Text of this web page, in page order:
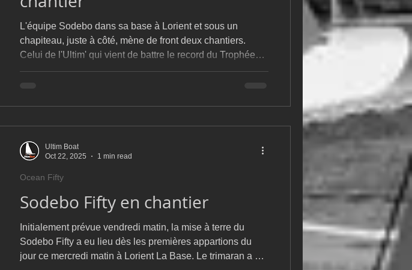
L'équipe Sodebo dans sa base à Lorient et sous un
chapiteau, juste à côté, mène de front deux chantiers.
Celui de l'Ultim' qui vient de battre le record du Trophée
Jules Verne et dont la remise à l'eau est prévue fin mai
Sodebo Fifty en chantier
Initialement prévue vendredi matin, la mise à terre du
Sodebo Fifty a eu lieu dès les premières appartions du
jour ce mercredi matin à Lorient La Base. Le trimaran a été
Ocean Fifty
Ultim Boat
Oct 22, 2025
1 min read